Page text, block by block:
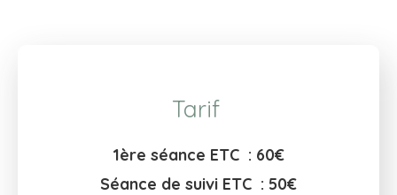
Tarif
1ère séance ETC : 60€
Séance de suivi ETC : 50€